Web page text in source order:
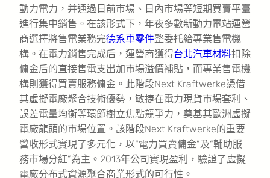
動力電力，并通過日前市場、日內市場等短期買賣平臺
進行集中銷售。在該形式下，年夜多數新動力電站運營
商選擇將售電業務完德系車零件整委托給專業售電機
構。在電力銷售完成后，運營商獲得台北汽車材料扣除
傭金后的直接售電支出加市場溢價補貼，而專業售電機
構則獲得買賣服務傭金。此階段Next Kraftwerke憑借
其虛擬電廠聚合技術優勢，敏捷在電力現貨市場套利、
誤差電量均衡等環節樹立焦點競爭力，奠基其歐洲虛擬
電廠龍頭的市場位置。該階段Next Kraftwerke的重要
營收形式實現了多元化，以“電力買賣傭金”及“輔助服
務市場分紅”為主。2013年公司實現盈利，驗證了虛擬
電廠分布式資源聚合商業形式的可行性。